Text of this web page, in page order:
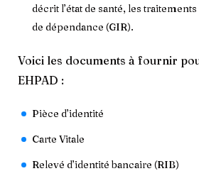
décrit l’état de santé, les
de dépendance (GIR).
Voici les documents à fournir
EHPAD :
Pièce d’identité
Carte Vitale
Relevé d’identité bancaire (RIB)